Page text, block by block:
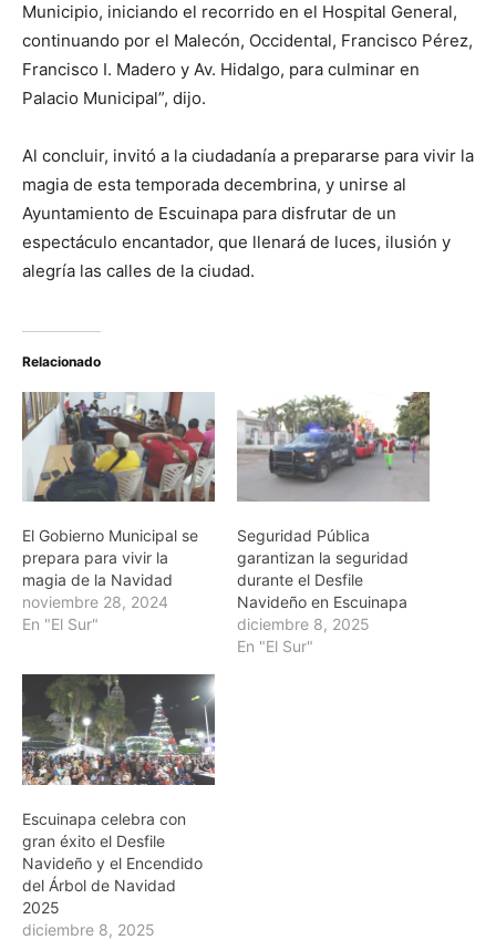
Municipio, iniciando el recorrido en el Hospital General,
continuando por el Malecón, Occidental, Francisco Pérez,
Francisco I. Madero y Av. Hidalgo, para culminar en
Palacio Municipal”, dijo.
Al concluir, invitó a la ciudadanía a prepararse para vivir la
magia de esta temporada decembrina, y unirse al
Ayuntamiento de Escuinapa para disfrutar de un
espectáculo encantador, que llenará de luces, ilusión y
alegría las calles de la ciudad.
Relacionado
El Gobierno Municipal se
prepara para vivir la
magia de la Navidad
noviembre 28, 2024
En "El Sur"
Seguridad Pública
garantizan la seguridad
durante el Desfile
Navideño en Escuinapa
diciembre 8, 2025
En "El Sur"
Escuinapa celebra con
gran éxito el Desfile
Navideño y el Encendido
del Árbol de Navidad
2025
diciembre 8, 2025